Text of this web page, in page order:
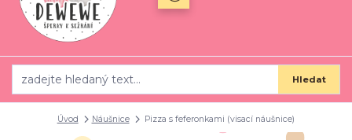
Hledat
Úvod Náušnice Pizza s feferonkami (visací náušnice)